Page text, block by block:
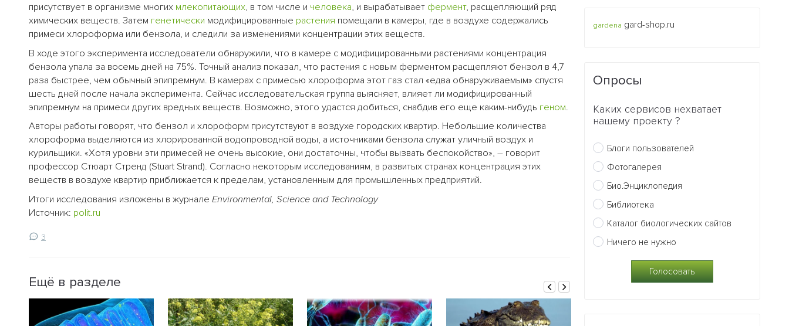
присутствует в организме многих млекопитающих, в том числе и человека, и вырабатывает фермент, расщепляющий ряд
химических веществ. Затем генетически модифицированные растения помещали в камеры, где в воздухе содержались
примеси хлороформа или бензола, и следили за изменениями концентрации этих веществ.
В ходе этого эксперимента исследователи обнаружили, что в камере с модифицированными растениями концентрация
бензола упала за восемь дней на 75%. Точный анализ показал, что растения с новым ферментом расщепляют бензол в 4,7
раза быстрее, чем обычный эпипремнум. В камерах с примесью хлороформа этот газ стал «едва обнаруживаемым» спустя
шесть дней после начала эксперимента. Сейчас исследовательская группа выясняет, влияет ли модифицированный
эпипремнум на примеси других вредных веществ. Возможно, этого удастся добиться, снабдив его еще каким-нибудь геном.
Авторы работы говорят, что бензол и хлороформ присутствуют в воздухе городских квартир. Небольшие количества
хлороформа выделяются из хлорированной водопроводной воды, а источниками бензола служат уличный воздух и
курильщики. «Хотя уровни эти примесей не очень высокие, они достаточны, чтобы вызвать беспокойство», – говорит
профессор Стюарт Стренд (Stuart Strand). Согласно некоторым исследованиям, в развитых странах концентрация этих
веществ в воздухе квартир приближается к пределам, установленным для промышленных предприятий.
Итоги исследования изложены в журнале Environmental, Science and Technology
Источник: polit.ru
3
Ещё в разделе
gardena gard-shop.ru
Опросы
Каких сервисов нехватает
нашему проекту ?
Блоги пользователей
Фотогалерея
Био.Энциклопедия
Библиотека
Каталог биологических сайтов
Ничего не нужно